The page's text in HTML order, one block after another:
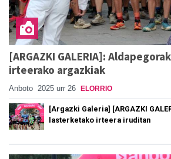
[ARGAZKI GALERIA]:
irteerako argazkiak
Anboto 2025 urr 26 ELORRIO
[Argazki Galeria] [ARGAZKI
lasterketako irteera iruditan